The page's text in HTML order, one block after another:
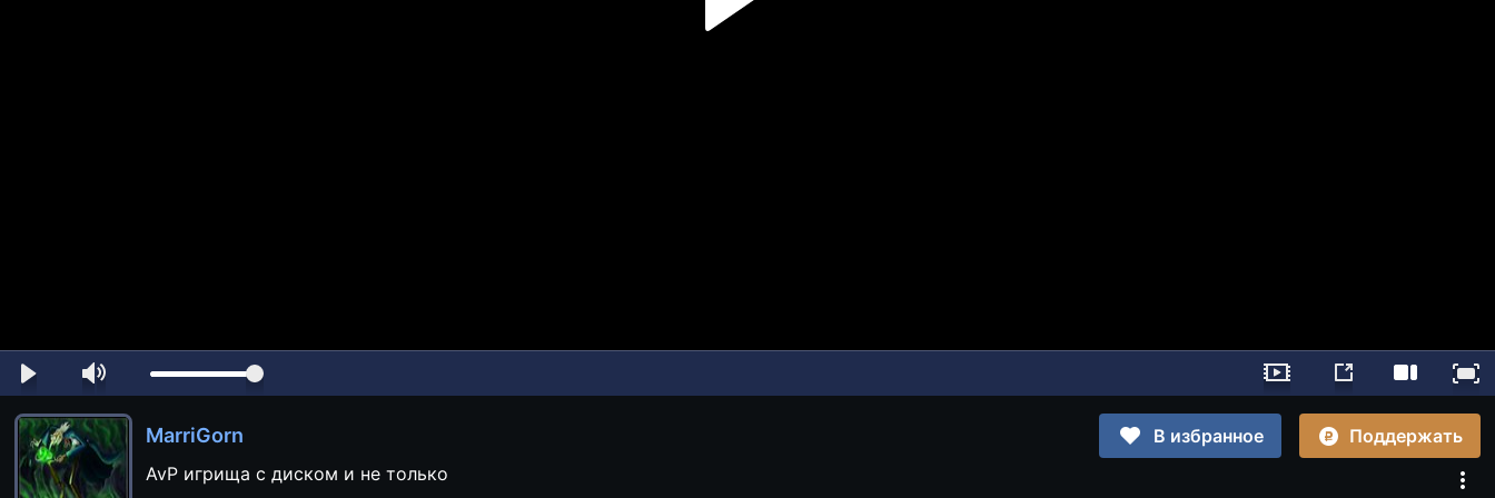
MarriGorn В избранное
Поддержать
AvP игрища с диском и не только